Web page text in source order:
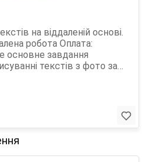
на віддаленій основі.
робота Оплата:
основне завдання
текстів з фото за
більше виконаних робіт
Гнучкий графік
оплата праці,що
стабільний дохід.